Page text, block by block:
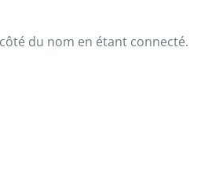
du nom en étant connecté.